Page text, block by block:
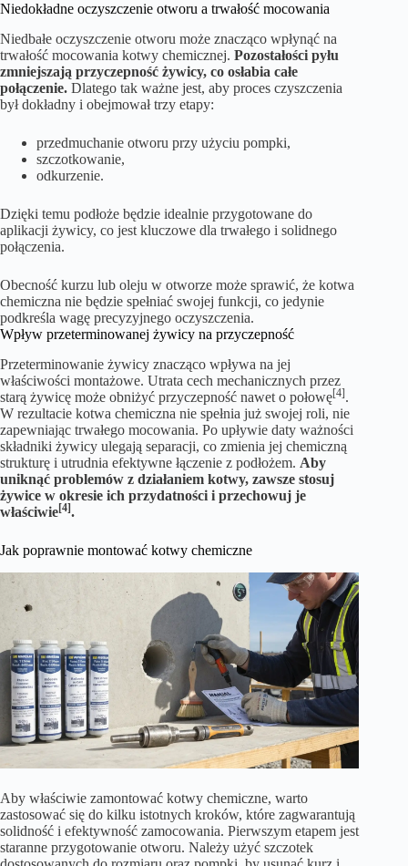
Niedokładne oczyszczenie otworu a trwałość mocowania
Niedbałe oczyszczenie otworu może znacząco wpłynąć na
trwałość mocowania kotwy chemicznej. Pozostałości pyłu
zmniejszają przyczepność żywicy, co osłabia całe
połączenie. Dlatego tak ważne jest, aby proces czyszczenia
był dokładny i obejmował trzy etapy:
przedmuchanie otworu przy użyciu pompki,
szczotkowanie,
odkurzenie.
Dzięki temu podłoże będzie idealnie przygotowane do
aplikacji żywicy, co jest kluczowe dla trwałego i solidnego
połączenia.
Obecność kurzu lub oleju w otworze może sprawić, że kotwa
chemiczna nie będzie spełniać swojej funkcji, co jedynie
podkreśla wagę precyzyjnego oczyszczenia.
Wpływ przeterminowanej żywicy na przyczepność
Przeterminowanie żywicy znacząco wpływa na jej
właściwości montażowe. Utrata cech mechanicznych przez
starą żywicę może obniżyć przyczepność nawet o połowę[4].
W rezultacie kotwa chemiczna nie spełnia już swojej roli, nie
zapewniając trwałego mocowania. Po upływie daty ważności
składniki żywicy ulegają separacji, co zmienia jej chemiczną
strukturę i utrudnia efektywne łączenie z podłożem. Aby
uniknąć problemów z działaniem kotwy, zawsze stosuj
żywice w okresie ich przydatności i przechowuj je
właściwie[4].
Jak poprawnie montować kotwy chemiczne
Aby właściwie zamontować kotwy chemiczne, warto
zastosować się do kilku istotnych kroków, które zagwarantują
solidność i efektywność zamocowania. Pierwszym etapem jest
staranne przygotowanie otworu. Należy użyć szczotek